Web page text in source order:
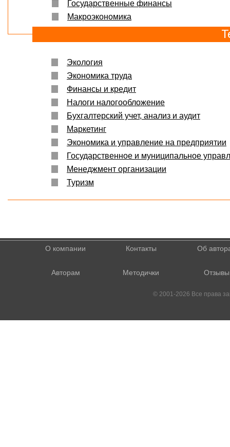
Государственные финансы
Макроэкономика
Экология
Экономика труда
Финансы и кредит
Налоги налогообложение
Бухгалтерский учет, анализ и аудит
Маркетинг
Экономика и управление на предприятии
Государственное и муниципальное
Менеджмент организации
Туризм
О компании Контакты Об
Авторам Методички Отзывы
© 2001-2026 Все права